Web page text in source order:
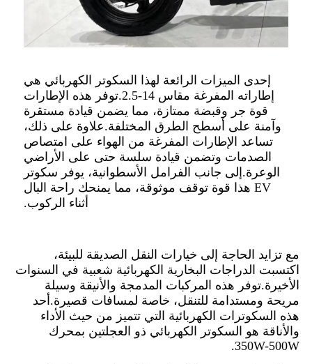
إحدى الميزات الرائعة لهذا السكوتر الكهربائي هي
إطاراته المفرغة مقاس 14-2.5.توفر هذه الإطارات
قوة جر وقبضة ممتازة، مما يضمن قيادة مستقرة
وآمنة على أسطح الطرق المختلفة.علاوة على ذلك،
تساعد الإطارات المفرغة من الهواء على امتصاص
الصدمات وتضمن قيادة سلسة حتى على الأراضي
الوعرة.إلى جانب الفرامل الأسطوانية، يوفر سكوتر
EV هذا قوة توقف موثوقة، مما يمنحك راحة البال
أثناء الركوب.
مع تزايد الحاجة إلى خيارات النقل الصديقة للبيئة،
اكتسبت الدراجات البخارية الكهربائية شعبية في السنوات
الأخيرة.توفر هذه المركبات المدمجة والأنيقة وسيلة
مريحة ومستدامة للتنقل، خاصة لمسافات قصيرة.أحد
هذه السكوترات الكهربائية التي تتميز من حيث الأداء
والأناقة هو السكوتر الكهربائي ذو العجلتين بمحرك
350W-500W.